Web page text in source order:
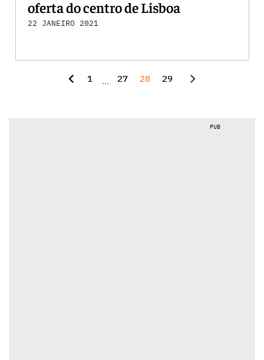
oferta do centro de Lisboa
22 JANEIRO 2021
chevron_left 1 ... 27 28 29 chevron_right
PUB